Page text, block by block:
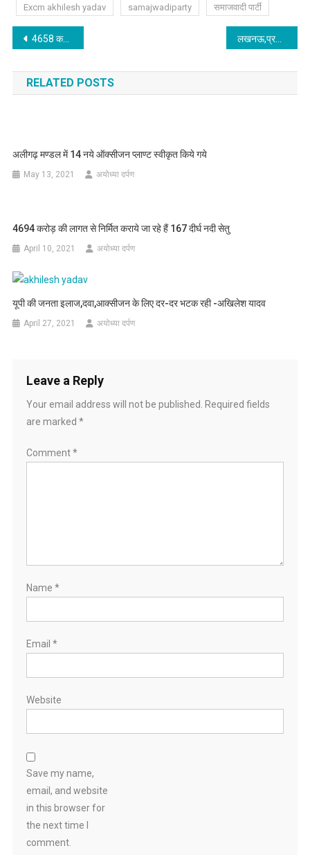
Excm akhilesh yadav samajwadiparty समाजवादी पार्टी
Post
navigation
4658 करोड़ की लागत से बनाये जा रहे 108 आर0ओ0बी0 लखनऊ,प्रयागराज,कानपुर,वाराणसी में इंटीग्रेटेड कमाण्ड, मिलेगी टेलीमेडिसिन की सुविधा – मुख्यमंत्री
RELATED POSTS
अलीगढ़ मण्डल में 14 नये ऑक्सीजन प्लाण्ट स्वीकृत किये गये
May 13, 2021 अयोध्या दर्पण
4694 करोड़ की लागत से निर्मित कराये जा रहे हैं 167 दीर्घ नदी सेतु
April 10, 2021 अयोध्या दर्पण
यूपी की जनता इलाज,दवा,आक्सीजन के लिए दर-दर भटक रही -अखिलेश यादव
April 27, 2021 अयोध्या दर्पण
Leave a Reply
Your email address will not be published.
Required fields
are marked *
Comment*
Name *
Email *
Website
Save my name,
email, and website
in this browser for
the next time I
comment.